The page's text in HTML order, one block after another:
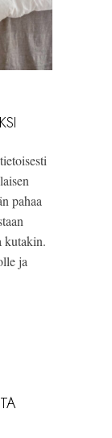
pahaa
kutakin.
ja